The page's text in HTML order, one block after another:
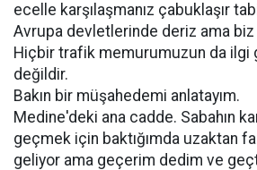
ecelle karşılaşmanız çabuklaşır
Avrupa devletlerinde deriz ama
Hiçbir trafik memurumuzun da ilgi
değildir.
Bakın bir müşahedemi anlatayım.
Medine'deki ana cadde. Sabahın
geçmek için baktığımda uzaktan
geliyor ama geçerim dedim ve